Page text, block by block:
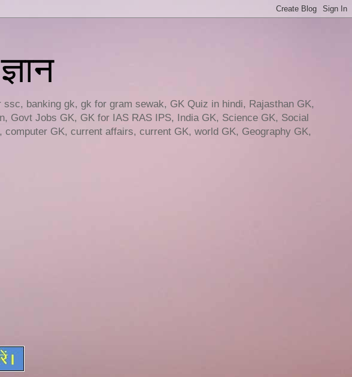
banking gk, gk for gram sewak, GK Quiz in hindi, Rajasthan GK,
Govt Jobs GK, GK for IAS RAS IPS, India GK, Science GK, Social
GK, current affairs, current GK, world GK, Geography GK,